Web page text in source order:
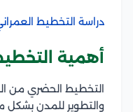
دراسة التخطيط
أهمية
التخطيط الحضري من
والتطوير للمدن بشكل